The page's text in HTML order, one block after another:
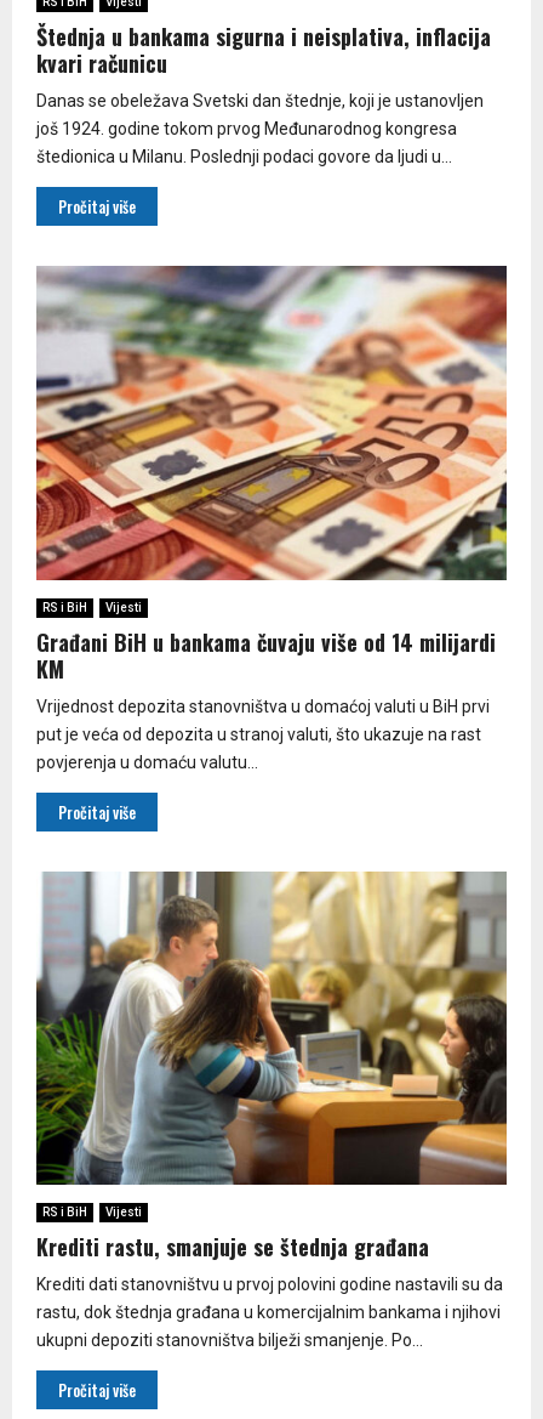
Štednja u bankama sigurna i neisplativa, inflacija
kvari računicu
Danas se obeležava Svetski dan štednje, koji je ustanovljen
još 1924. godine tokom prvog Međunarodnog kongresa
štedionica u Milanu. Poslednji podaci govore da ljudi u...
Pročitaj više
RS i BiH Vijesti
Građani BiH u bankama čuvaju više od 14 milijardi
KM
Vrijednost depozita stanovništva u domaćoj valuti u BiH prvi
put je veća od depozita u stranoj valuti, što ukazuje na rast
povjerenja u domaću valutu...
Pročitaj više
RS i BiH Vijesti
Krediti rastu, smanjuje se štednja građana
Krediti dati stanovništvu u prvoj polovini godine nastavili su da
rastu, dok štednja građana u komercijalnim bankama i njihovi
ukupni depoziti stanovništva bilježi smanjenje. Po...
Pročitaj više